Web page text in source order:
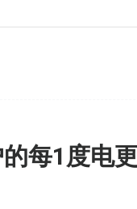
每1度电